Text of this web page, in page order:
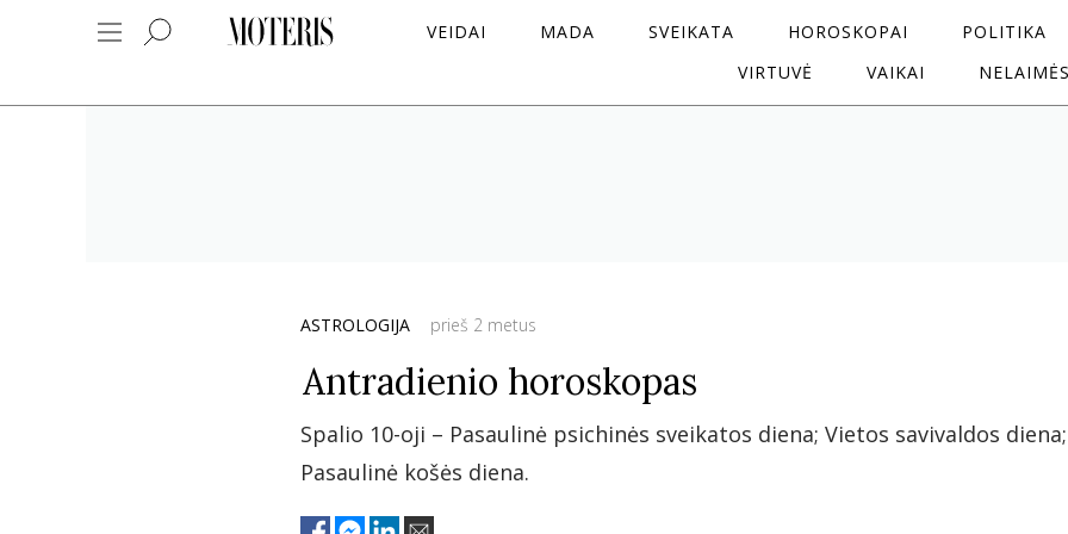
VEIDAI MADA SVEIKATA HOROSKOPAI
POLITIKA
VIRTUVĖ
VAIKAI
ASTROLOGIJA prieš 2 metus
Antradienio horoskopas
Spalio 10-oji – Pasaulinė psichinės sveikatos diena; Vietos savivaldos diena;
Pasaulinė košės diena.